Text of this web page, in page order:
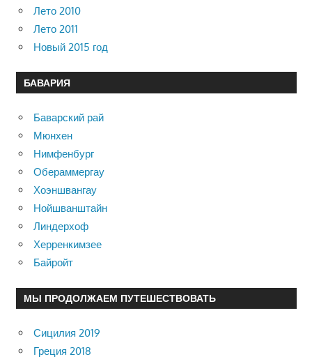
Лето 2010
Лето 2011
Новый 2015 год
БАВАРИЯ
Баварский рай
Мюнхен
Нимфенбург
Обераммергау
Хоэншвангау
Нойшванштайн
Линдерхоф
Херренкимзее
Байройт
МЫ ПРОДОЛЖАЕМ ПУТЕШЕСТВОВАТЬ
Сицилия 2019
Греция 2018